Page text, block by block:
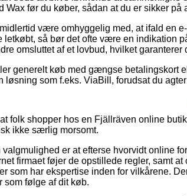
Wax før du køber, sådan at du er sikker på
være omhyggelig med, at ifald en
letkøbt, så bør det ofte være en indikation
omsluttet af et lovbud, hvilket
generelt køb med gængse betalingskort
løsning som f.eks. ViaBill, forudsat du
folk shopper hos en Fjällräven online
ikke særlig morsomt.
valgmulighed er at efterse hvorvidt online
firmaet føjer de opstillede regler, samt
som har ekspertise inden for vilkårene.
som følge af dit køb.